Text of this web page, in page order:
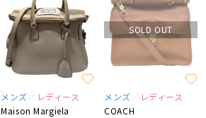
メンズ
レディース
Maison Margiela
SOLD OUT
メンズ
レディース
COACH